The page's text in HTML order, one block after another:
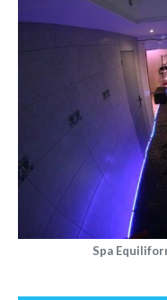
Spa